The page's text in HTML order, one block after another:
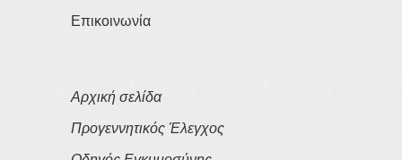
Επικοινωνία
Αρχική σελίδα
Προγεννητικός Έλεγχος